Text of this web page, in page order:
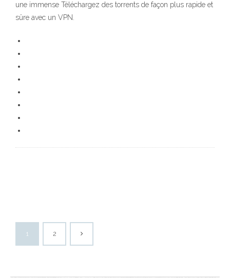
une immense Téléchargez des torrents de façon plus rapide et
sûre avec un VPN.
1 2